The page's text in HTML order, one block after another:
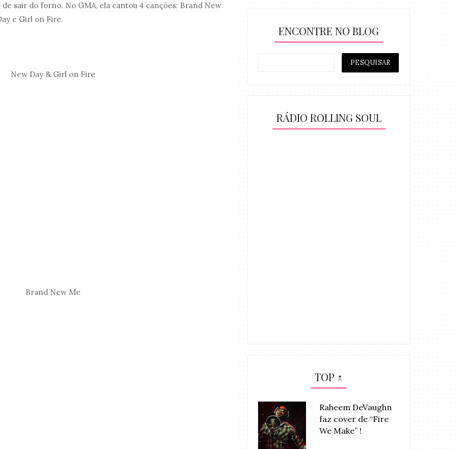
sair do forno. No GMA, ela cantou 4 canções: Brand New
e Girl on Fire.
New Day & Girl on Fire
Brand New Me
ENCONTRE NO BLOG
RÁDIO ROLLING SOUL
TOP ↑
Raheem DeVaughn
faz cover de “Fire
We Make” !